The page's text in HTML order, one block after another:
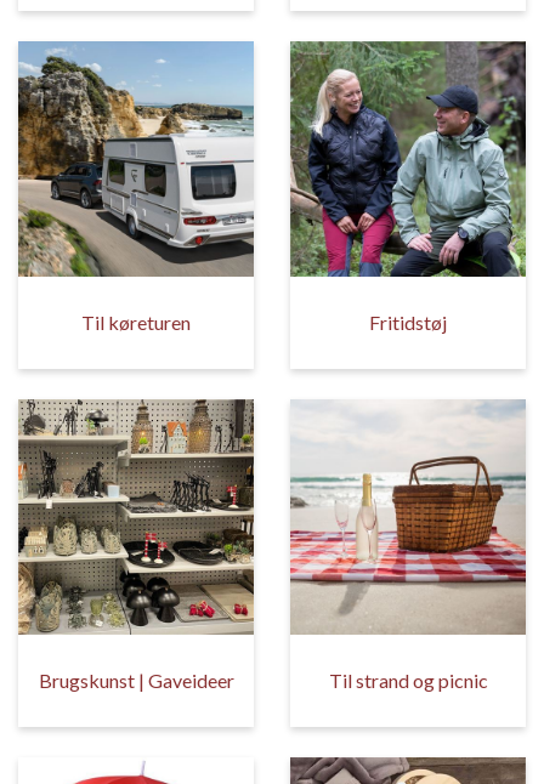
Til køreturen Fritidstøj
Brugskunst | Gaveideer Til strand og picnic